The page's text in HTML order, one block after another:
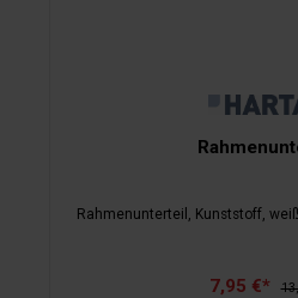
Rahmenunterteil, Kunststoff,
7,95 €*